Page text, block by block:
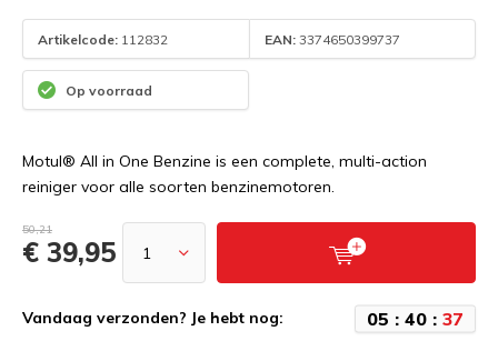
Artikelcode: 112832 EAN: 3374650399737
Op voorraad
Motul® All in One Benzine is een complete, multi-action
reiniger voor alle soorten benzinemotoren.
50,21
€ 39,95
Vandaag verzonden? Je hebt nog: 05 : 40 : 37